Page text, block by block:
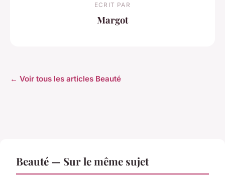
ECRIT PAR
Margot
← Voir tous les articles Beauté
Beauté — Sur le même sujet